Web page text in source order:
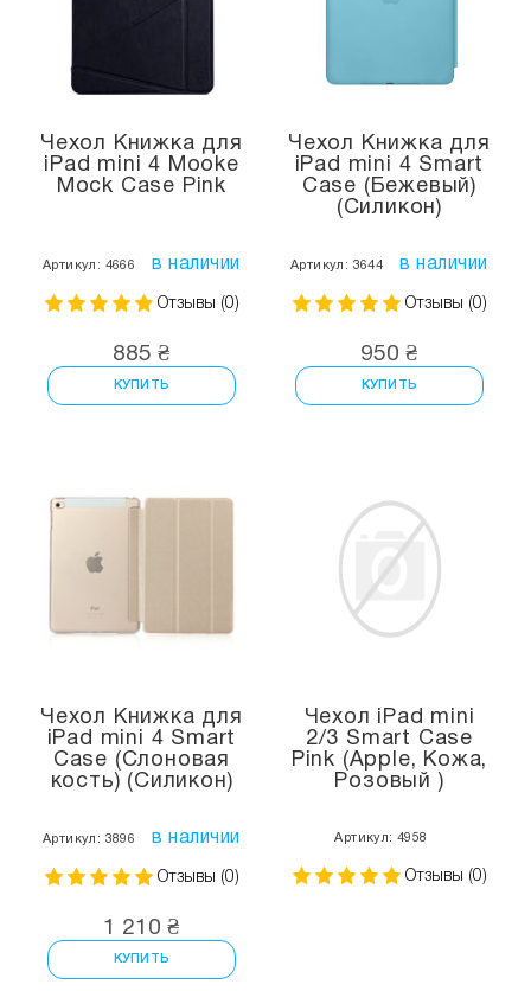
Чехол Книжка для
iPad mini 4 Mooke
Mock Case Pink
Артикул: 4666 в наличии
Отзывы (0)
885 ₴
КУПИТЬ
Чехол Книжка для
iPad mini 4 Smart
Case (Бежевый)
(Силикон)
Артикул: 3644 в наличии
Отзывы (0)
950 ₴
КУПИТЬ
Чехол Книжка для
iPad mini 4 Smart
Case (Слоновая
кость) (Силикон)
Артикул: 3896 в наличии
Отзывы (0)
1 210 ₴
КУПИТЬ
Чехол iPad mini
2/3 Smart Case
Pink (Apple, Кожа,
Розовый )
Артикул: 4958
Отзывы (0)